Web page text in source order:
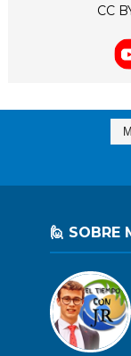
CC
🙋 SOBRE